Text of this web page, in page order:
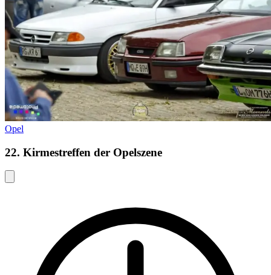
Opel
22. Kirmestreffen der Opelszene